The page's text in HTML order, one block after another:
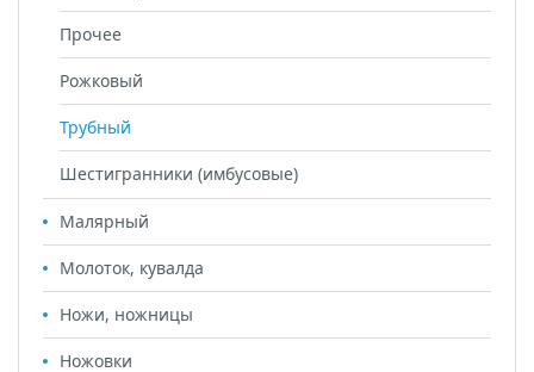
Прочее
Рожковый
Трубный
Шестигранники (имбусовые)
Малярный
Молоток, кувалда
Ножи, ножницы
Ножовки